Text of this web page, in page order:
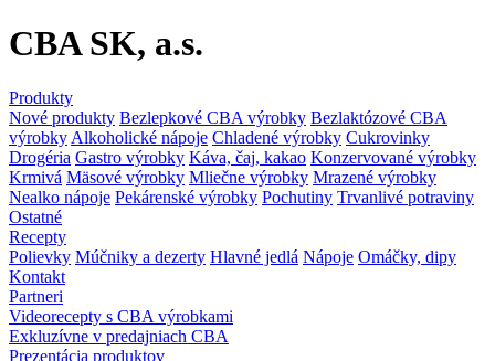
CBA SK, a.s.
Produkty
Nové produkty Bezlepkové CBA výrobky Bezlaktózové CBA
výrobky Alkoholické nápoje Chladené výrobky Cukrovinky
Drogéria Gastro výrobky Káva, čaj, kakao Konzervované výrobky
Krmivá Mäsové výrobky Mliečne výrobky Mrazené výrobky
Nealko nápoje Pekárenské výrobky Pochutiny Trvanlivé potraviny
Ostatné
Recepty
Polievky Múčniky a dezerty Hlavné jedlá Nápoje Omáčky, dipy
Kontakt
Partneri
Videorecepty s CBA výrobkami
Exkluzívne v predajniach CBA
Prezentácia produktov